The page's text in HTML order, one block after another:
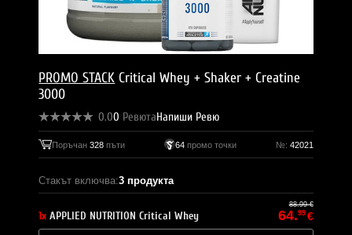
PROMO STACK Critical Whey + Shaker + Creatine
3000
0.00 РевютаНапиши Ревю
Поръчан328 пъти 64промо точки №: 42021
Стакът включва:3 продукта
1x APPLIED NUTRITION Critical Whey
88.99 €
64.99 €